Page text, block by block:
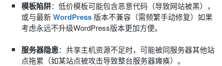
模板陷阱：低价模板可能包含恶意代码（导致网站被黑），
或与最新WordPress 版本不兼容（需频繁手动修复）如果
考虑永远不升级WordPress版本更加方便。
服务器隐患：共享主机资源不足时，可能被同服务器其他站
点拖累（如某站点被攻击导致整台服务器瘫痪）。